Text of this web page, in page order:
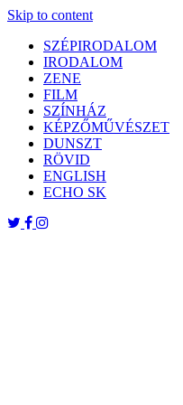
Skip to content
SZÉPIRODALOM
IRODALOM
ZENE
FILM
SZÍNHÁZ
KÉPZŐMŰVÉSZET
DUNSZT
RÖVID
ENGLISH
ECHO SK